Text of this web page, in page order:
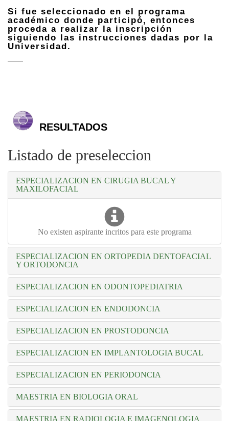
Si fue seleccionado en el programa
académico donde participó, entonces
proceda a realizar la inscripción
siguiendo las instrucciones dadas por la
Universidad.
RESULTADOS
Listado de preseleccion
ESPECIALIZACION EN CIRUGIA BUCAL Y
MAXILOFACIAL
No existen aspirante incritos para este programa
ESPECIALIZACION EN ORTOPEDIA DENTOFACIAL
Y ORTODONCIA
ESPECIALIZACION EN ODONTOPEDIATRIA
ESPECIALIZACION EN ENDODONCIA
ESPECIALIZACION EN PROSTODONCIA
ESPECIALIZACION EN IMPLANTOLOGIA BUCAL
ESPECIALIZACION EN PERIODONCIA
MAESTRIA EN BIOLOGIA ORAL
MAESTRIA EN RADIOLOGIA E IMAGENOLOGIA